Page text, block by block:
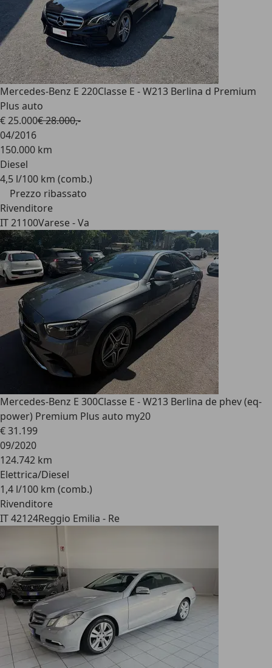
Mercedes-Benz E 220Classe E - W213 Berlina d Premium
Plus auto
€ 25.000€ 28.000,-
04/2016
150.000 km
Diesel
4,5 l/100 km (comb.)
Prezzo ribassato
Rivenditore
IT 21100Varese - Va
Mercedes-Benz E 300Classe E - W213 Berlina de phev (eq-
power) Premium Plus auto my20
€ 31.199
09/2020
124.742 km
Elettrica/Diesel
1,4 l/100 km (comb.)
Rivenditore
IT 42124Reggio Emilia - Re